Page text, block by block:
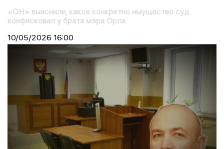
«ОН» выяснили, какое конкретно имущество суд
конфисковал у брата мэра Орла
10/05/2026 16:00